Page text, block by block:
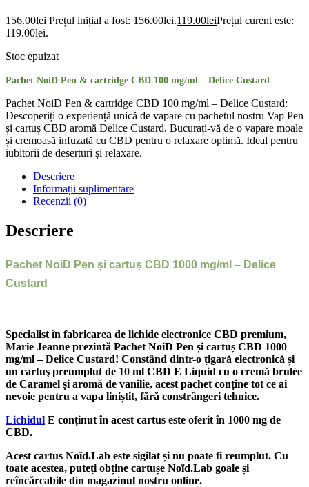
156.00lei Prețul inițial a fost: 156.00lei.119.00leiPrețul curent este:
119.00lei.
Stoc epuizat
Pachet NoiD Pen & cartridge CBD 100 mg/ml – Delice Custard
Pachet NoiD Pen & cartridge CBD 100 mg/ml – Delice Custard:
Descoperiți o experiență unică de vapare cu pachetul nostru Vap Pen
și cartuș CBD aromă Delice Custard. Bucurați-vă de o vapare moale
și cremoasă infuzată cu CBD pentru o relaxare optimă. Ideal pentru
iubitorii de deserturi și relaxare.
Descriere
Informații suplimentare
Recenzii (0)
Descriere
Pachet NoiD Pen și cartuș CBD 1000 mg/ml – Delice
Custard
Specialist în fabricarea de lichide electronice CBD premium,
Marie Jeanne prezintă Pachet NoiD Pen și cartuș CBD 1000
mg/ml – Delice Custard! Constând dintr-o țigară electronică și
un cartuş preumplut de 10 ml CBD E Liquid cu o cremă brulée
de Caramel și aromă de vanilie, acest pachet conține tot ce ai
nevoie pentru a vapa liniștit, fără constrângeri tehnice.
Lichidul E conținut în acest cartus este oferit în 1000 mg de
CBD.
Acest cartus Noïd.Lab este sigilat și nu poate fi reumplut. Cu
toate acestea, puteți obține cartușe Noïd.Lab goale și
reîncărcabile din magazinul nostru online.